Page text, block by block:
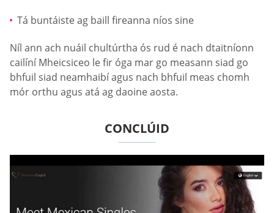
Tá buntáiste ag baill fireanna níos sine
Níl ann ach nuáil chultúrtha ós rud é nach dtaitníonn
cailíní Mheicsiceo le fir óga mar go measann siad go
bhfuil siad neamhaibí agus nach bhfuil meas chomh
mór orthu agus atá ag daoine aosta.
CONCLÚID